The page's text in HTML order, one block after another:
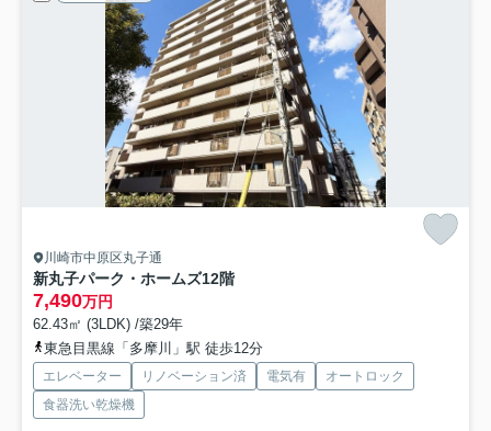
川崎市中原区丸子通
新丸子パーク・ホームズ12階
7,490万円
62.43㎡ (3LDK) /築29年
東急目黒線「多摩川」駅 徒歩12分
エレベーター リノベーション済 電気有
オートロック
食器洗い乾燥機